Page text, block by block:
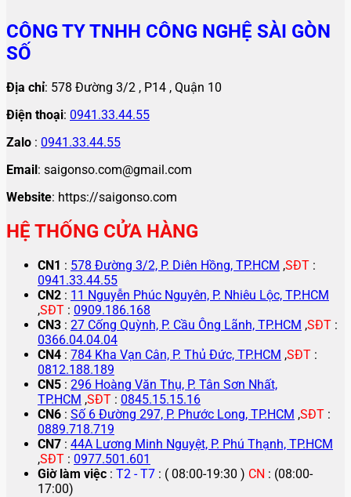
CÔNG TY TNHH CÔNG NGHỆ SÀI GÒN
SỐ
Địa chỉ: 578 Đường 3/2 , P14 , Quận 10
Điện thoại: 0941.33.44.55
Zalo : 0941.33.44.55
Email: saigonso.com@gmail.com
Website: https://saigonso.com
HỆ THỐNG CỬA HÀNG
CN1 : 578 Đường 3/2, P. Diên Hồng, TP.HCM ,SĐT :
0941.33.44.55
CN2 : 11 Nguyễn Phúc Nguyên, P. Nhiêu Lộc, TP.HCM
,SĐT : 0909.186.168
CN3 : 27 Cống Quỳnh, P. Cầu Ông Lãnh, TP.HCM ,SĐT :
0366.04.04.04
CN4 : 784 Kha Vạn Cân, P. Thủ Đức, TP.HCM ,SĐT :
0812.188.189
CN5 : 296 Hoàng Văn Thụ, P. Tân Sơn Nhất,
TP.HCM ,SĐT : 0845.15.15.16
CN6 : Số 6 Đường 297, P. Phước Long, TP.HCM ,SĐT :
0889.718.719
CN7 : 44A Lương Minh Nguyệt, P. Phú Thạnh, TP.HCM
,SĐT : 0977.501.601
Giờ làm việc : T2 - T7 : ( 08:00-19:30 ) CN : (08:00-
17:00)